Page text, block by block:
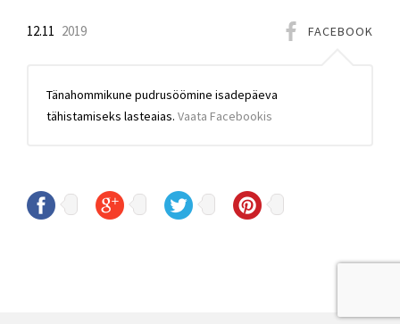
FACEBOOK
12.11 2019
Tänahommikune pudrusöömine isadepäeva
tähistamiseks lasteaias. Vaata Facebookis